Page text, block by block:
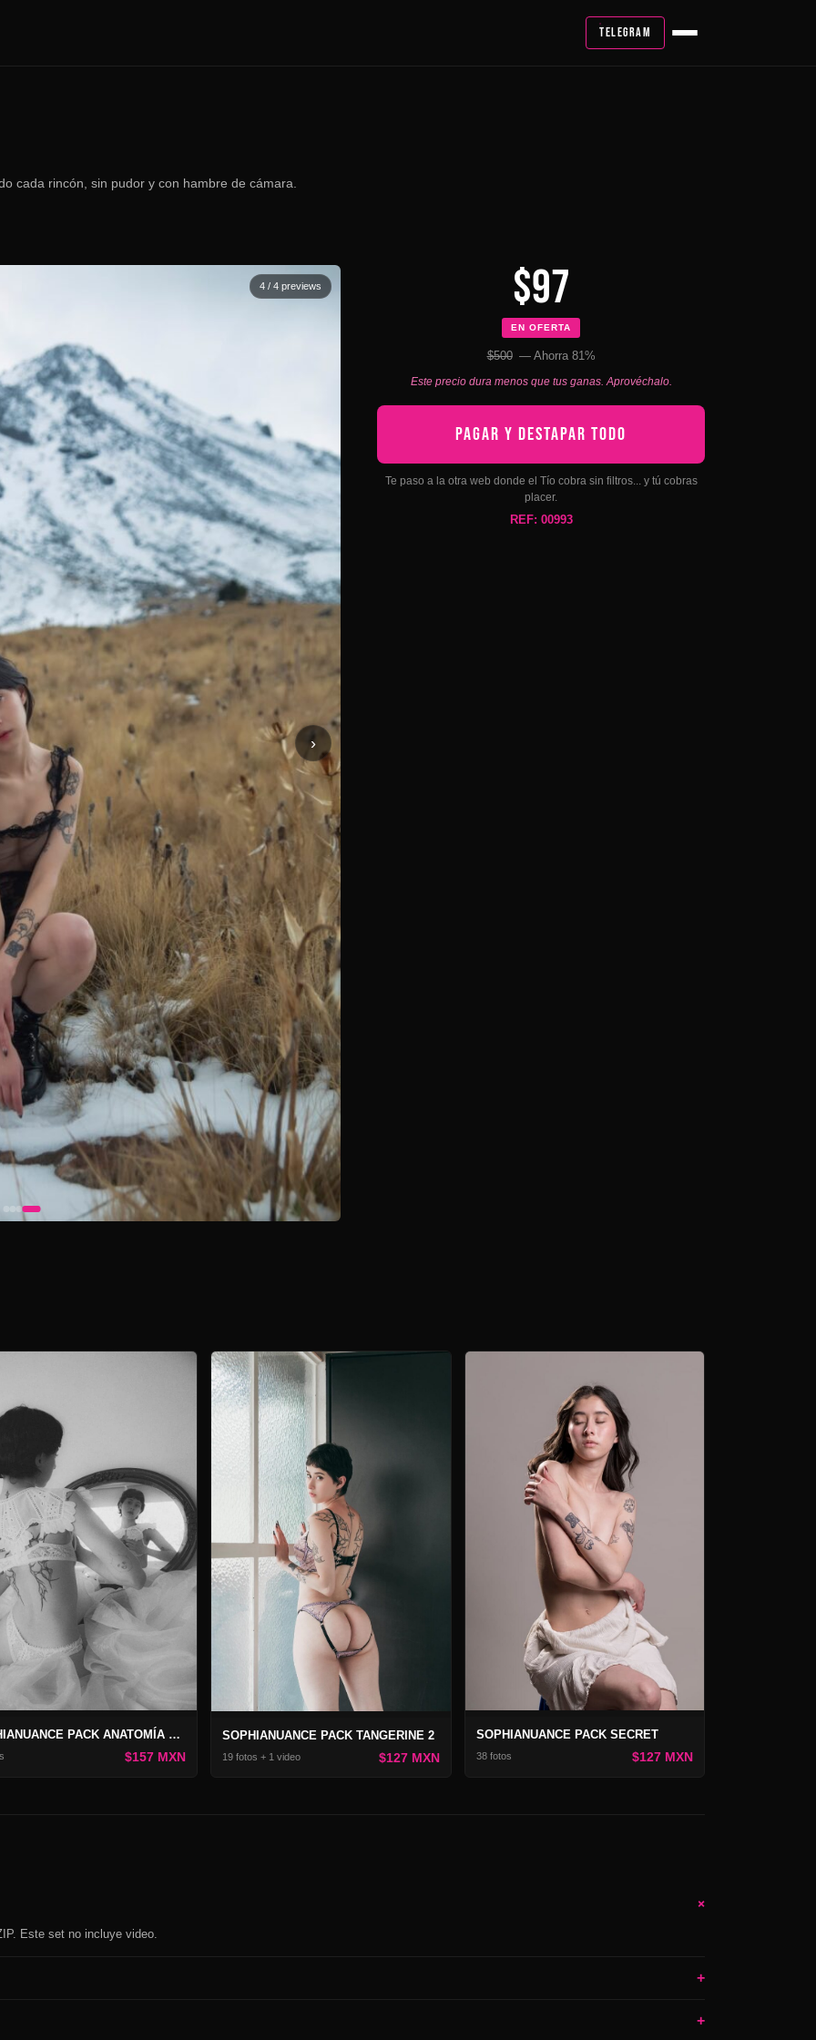
TELEGRAM
cada rincón, sin pudor y con hambre de cámara.
4 / 4 previews
›
$97
EN OFERTA
$500 — Ahorra 81%
Este precio dura menos que tus ganas. Aprovéchalo.
PAGAR Y DESTAPAR TODO
Te paso a la otra web donde el Tío cobra sin filtros... y tú cobras
placer.
REF: 00993
SOPHIANUANCE PACK ANATOMÍA DEL GRIS
$157 MXN
SOPHIANUANCE PACK TANGERINE 2
19 fotos + 1 video $127 MXN
SOPHIANUANCE PACK SECRET
38 fotos $127 MXN
+
Este set no incluye video.
+
+